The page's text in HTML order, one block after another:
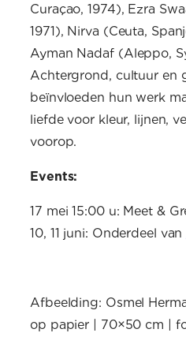
Curaçao, 1974), Ezra
1971), Nirva (Ceuta,
Ayman Nadaf (Aleppo,
Achtergrond, cultuur en
beïnvloeden hun werk
liefde voor kleur, lijnen,
voorop.
Events:
17 mei 15:00 u: Meet &
10, 11 juni: Onderdeel van
Afbeelding: Osmel
op papier | 70×50 cm |